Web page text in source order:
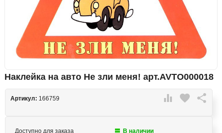
Наклейка на авто Не зли меня! арт.AVTO000018
 favorite 
Артикул: 166759
Доступно для заказа
В наличии